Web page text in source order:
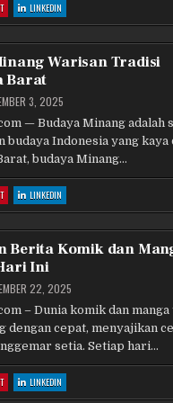
:
PENATAAN
KAWASAN
BUDAYA
MUARAJAMBI
LINKEDIN
PENATAAN
KAWASAN
BUDAYA
MUARAJAMBI
Warisan Tradisi
Barat
3, 2025
— Budaya Minang adalah
budaya Indonesia yang kaya
budaya Minang…
:
BUDAYA
MINANG
TRADISI
BARAT
LINKEDIN
BUDAYA
MINANG
TRADISI
BARAT
Berita Komik dan
Ini
22, 2025
– Dunia komik dan
dengan cepat, menyajikan
setia. Setiap hari…
:
KUMPULAN
BERITA
LINKEDIN
KUMPULAN
BERITA